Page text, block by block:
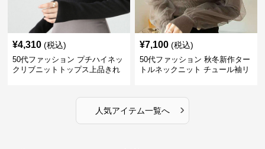
¥4,310 (税込)
50代ファッション プチハイネッ
クリブニットトップス上品きれ
¥7,100 (税込)
50代ファッション 秋冬新作ター
トルネックニット チュール袖リ
人気アイテム一覧へ ›